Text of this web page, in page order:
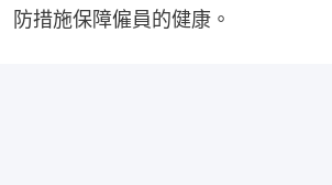
防措施保障僱員的健康。